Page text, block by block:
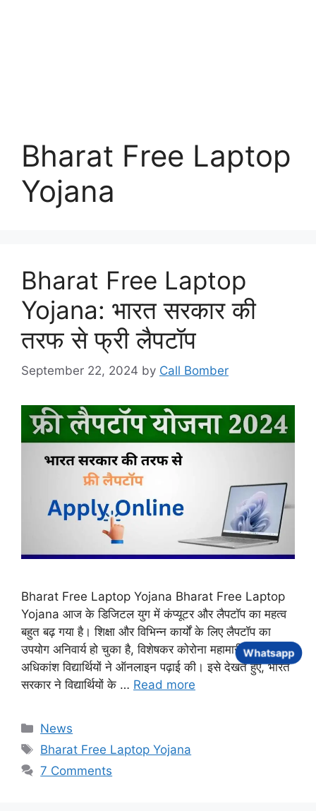
Whatsapp
Bharat Free Laptop
Yojana
Bharat Free Laptop
Yojana: भारत सरकार की
तरफ से फ्री लैपटॉप
September 22, 2024 by Call Bomber
Bharat Free Laptop Yojana Bharat Free Laptop
Yojana आज के डिजिटल युग में कंप्यूटर और लैपटॉप का महत्व
बहुत बढ़ गया है। शिक्षा और विभिन्न कार्यों के लिए लैपटॉप का
उपयोग अनिवार्य हो चुका है, विशेषकर कोरोना महामारी के बाद जब
अधिकांश विद्यार्थियों ने ऑनलाइन पढ़ाई की। इसे देखते हुए, भारत
सरकार ने विद्यार्थियों के … Read more
Categories
News
Tags
Bharat Free Laptop Yojana
7 Comments